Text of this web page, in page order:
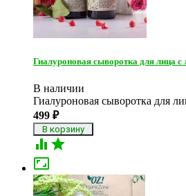
Гиалуроновая сыворотка для лица
В наличии
Гиалуроновая сыворотка для
499 ₽
 
